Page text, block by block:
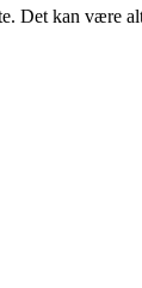
kan være